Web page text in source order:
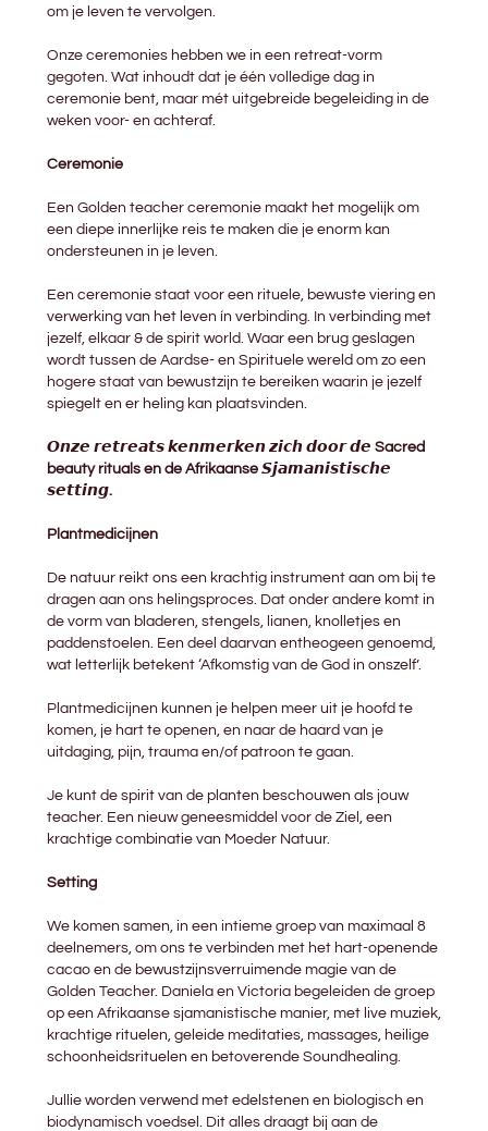
om je leven te vervolgen.
Onze ceremonies hebben we in een retreat-vorm
gegoten. Wat inhoudt dat je één volledige dag in
ceremonie bent, maar mét uitgebreide begeleiding in de
weken voor- en achteraf.
Ceremonie
Een Golden teacher ceremonie maakt het mogelijk om
een diepe innerlijke reis te maken die je enorm kan
ondersteunen in je leven.
Een ceremonie staat voor een rituele, bewuste viering en
verwerking van het leven ín verbinding. In verbinding met
jezelf, elkaar & de spirit world. Waar een brug geslagen
wordt tussen de Aardse- en Spirituele wereld om zo een
hogere staat van bewustzijn te bereiken waarin je jezelf
spiegelt en er heling kan plaatsvinden.
𝙊𝙣𝙯𝙚 𝙧𝙚𝙩𝙧𝙚𝙖𝙩𝙨 𝙠𝙚𝙣𝙢𝙚𝙧𝙠𝙚𝙣 𝙯𝙞𝙘𝙝 𝙙𝙤𝙤𝙧 𝙙𝙚 Sacred
beauty rituals en de Afrikaanse 𝙎𝙟𝙖𝙢𝙖𝙣𝙞𝙨𝙩𝙞𝙨𝙘𝙝𝙚
𝙨𝙚𝙩𝙩𝙞𝙣𝙜.
Plantmedicijnen
De natuur reikt ons een krachtig instrument aan om bij te
dragen aan ons helingsproces. Dat onder andere komt in
de vorm van bladeren, stengels, lianen, knolletjes en
paddenstoelen. Een deel daarvan entheogeen genoemd,
wat letterlijk betekent ‘Afkomstig van de God in onszelf’.
Plantmedicijnen kunnen je helpen meer uit je hoofd te
komen, je hart te openen, en naar de haard van je
uitdaging, pijn, trauma en/of patroon te gaan.
Je kunt de spirit van de planten beschouwen als jouw
teacher. Een nieuw geneesmiddel voor de Ziel, een
krachtige combinatie van Moeder Natuur.
Setting
We komen samen, in een intieme groep van maximaal 8
deelnemers, om ons te verbinden met het hart-openende
cacao en de bewustzijnsverruimende magie van de
Golden Teacher. Daniela en Victoria begeleiden de groep
op een Afrikaanse sjamanistische manier, met live muziek,
krachtige rituelen, geleide meditaties, massages, heilige
schoonheidsrituelen en betoverende Soundhealing.
Jullie worden verwend met edelstenen en biologisch en
biodynamisch voedsel. Dit alles draagt bij aan de